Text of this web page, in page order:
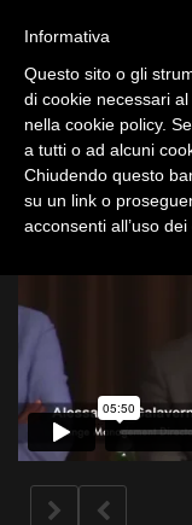
All
Informativa
Questo sito o gli
di cookie necessari
nella cookie policy.
a tutti o ad alcuni
Chiudendo questo
su un link o
acconsenti all’uso dei